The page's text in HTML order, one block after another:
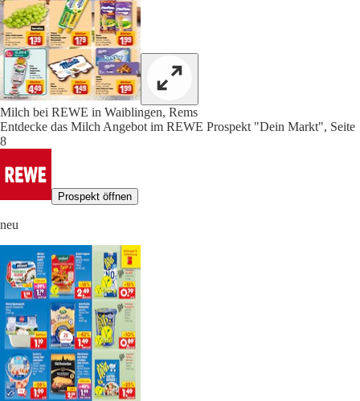
Milch bei REWE in Waiblingen, Rems
Entdecke das Milch Angebot im REWE Prospekt "Dein Markt", Seite
8
Prospekt öffnen
neu